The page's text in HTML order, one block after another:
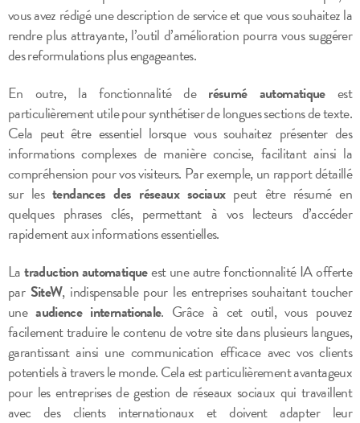
vous avez rédigé une description de service et que vous souhaitez la
rendre plus attrayante, l’outil d’amélioration pourra vous suggérer
des reformulations plus engageantes.
En outre, la fonctionnalité de résumé automatiqueest
particulièrement utile pour synthétiser de longues sections de texte.
Cela peut être essentiel lorsque vous souhaitez présenter des
informations complexes de manière concise, facilitant ainsi la
compréhension pour vos visiteurs. Par exemple, un rapport détaillé
sur lestendances des réseaux sociauxpeut être résumé en
quelques phrases clés, permettant à vos lecteurs d’accéder
rapidement aux informations essentielles.
Latraduction automatiqueest une autre fonctionnalité IA offerte
par SiteW, indispensable pour les entreprises souhaitant toucher
uneaudience internationale. Grâce à cet outil, vous pouvez
facilement traduire le contenu de votre site dans plusieurs langues,
garantissant ainsi une communication efficace avec vos clients
potentiels à travers le monde. Cela est particulièrement avantageux
pour les entreprises de gestion de réseaux sociaux qui travaillent
avec des clients internationaux et doivent adapter leur